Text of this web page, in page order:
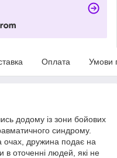
Оплата Умови
додому із зони бойових
синдрому.
очах, дружина подає на
в оточенні людей, які не